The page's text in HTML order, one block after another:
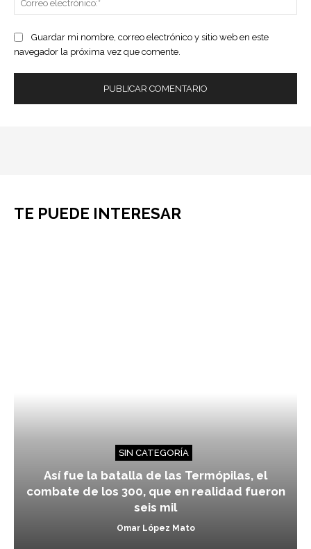
Guardar mi nombre, correo electrónico y sitio web en este
navegador la próxima vez que comente.
TE PUEDE INTERESAR
SIN CATEGORÍA
Así fue la batalla de las Termópilas, el
combate de los 300, que en realidad fueron
seis mil
Omar López Mato